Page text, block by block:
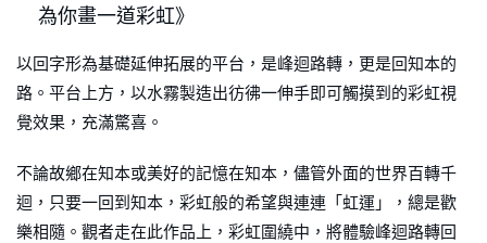
為你畫一道彩虹》
以回字形為基礎延伸拓展的平台，是峰迴路轉，更是回知本的
路。平台上方，以水霧製造出彷彿一伸手即可觸摸到的彩虹視
覺效果，充滿驚喜。
不論故鄉在知本或美好的記憶在知本，儘管外面的世界百轉千
迴，只要一回到知本，彩虹般的希望與連連「虹運」，總是歡
樂相隨。觀者走在此作品上，彩虹圍繞中，將體驗峰迴路轉回